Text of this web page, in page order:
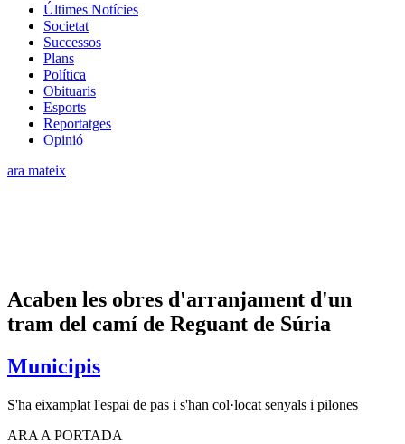
Últimes Notícies
Societat
Successos
Plans
Política
Obituaris
Esports
Reportatges
Opinió
ara mateix
Acaben les obres d'arranjament d'un
tram del camí de Reguant de Súria
Municipis
S'ha eixamplat l'espai de pas i s'han col·locat senyals i pilones
ARA A PORTADA